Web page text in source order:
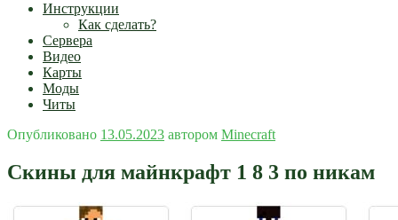
Инструкции
Как сделать?
Сервера
Видео
Карты
Моды
Читы
Опубликовано 13.05.2023 автором Minecraft
Скины для майнкрафт 1 8 3 по никам